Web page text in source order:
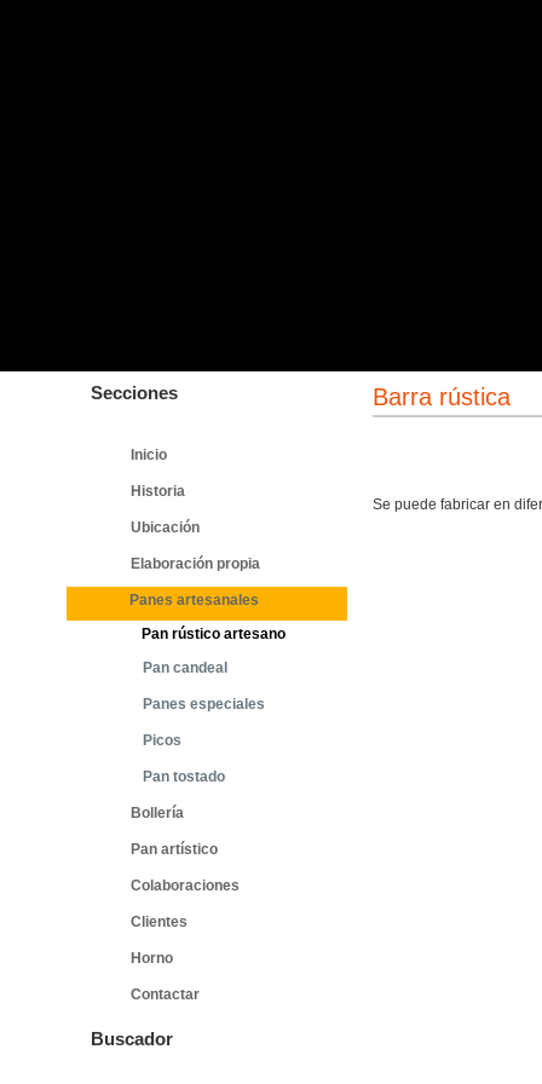
Secciones
Inicio
Historia
Ubicación
Elaboración propia
Panes artesanales
Pan rústico artesano
Pan candeal
Panes especiales
Picos
Pan tostado
Bollería
Pan artístico
Colaboraciones
Clientes
Horno
Contactar
Buscador
Barra rústica
Se puede fabricar en